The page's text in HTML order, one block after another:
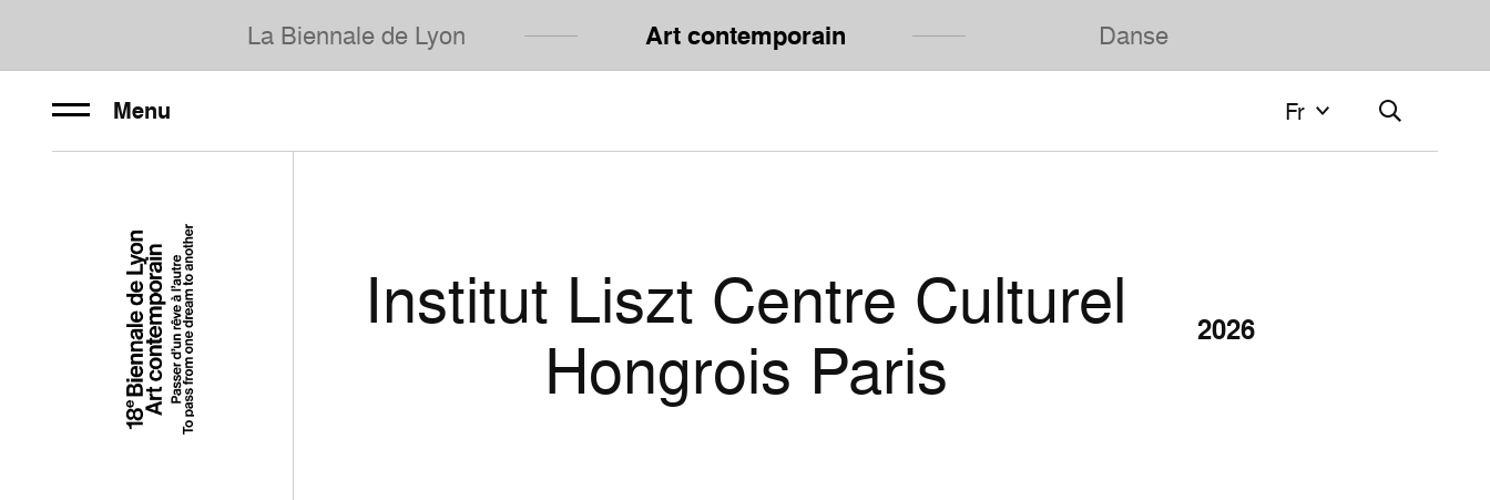
La Biennale de Lyon Art contemporain Danse
Menu Fr
Fr
Institut Liszt Centre Culturel
Hongrois Paris
2026